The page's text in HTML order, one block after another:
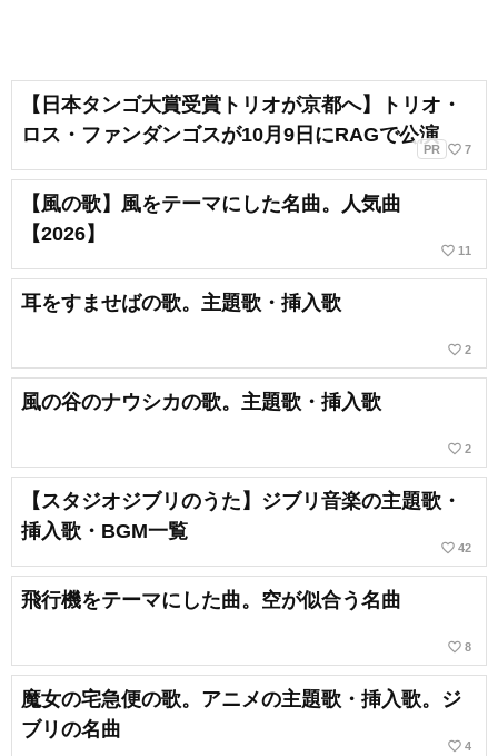
【日本タンゴ大賞受賞トリオが京都へ】トリオ・
ロス・ファンダンゴスが10月9日にRAGで公演
PR favorite_border 7
【風の歌】風をテーマにした名曲。人気曲
【2026】
favorite_border 11
耳をすませばの歌。主題歌・挿入歌
favorite_border 2
風の谷のナウシカの歌。主題歌・挿入歌
favorite_border 2
【スタジオジブリのうた】ジブリ音楽の主題歌・
挿入歌・BGM一覧
favorite_border 42
飛行機をテーマにした曲。空が似合う名曲
favorite_border 8
魔女の宅急便の歌。アニメの主題歌・挿入歌。ジ
ブリの名曲
favorite_border 4